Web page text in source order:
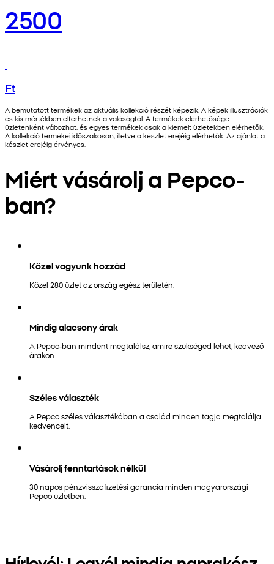
2500
Ft
A bemutatott termékek az aktuális kollekció részét képezik. A képek illusztrációk
és kis mértékben eltérhetnek a valóságtól. A termékek elérhetősége
üzletenként változhat, és egyes termékek csak a kiemelt üzletekben elérhetők.
A kollekció termékei időszakosan, illetve a készlet erejéig elérhetők. Az ajánlat a
készlet erejéig érvényes.
Miért vásárolj a Pepco-
ban?
Közel vagyunk hozzád
Közel 280 üzlet az ország egész területén.
Mindig alacsony árak
A Pepco-ban mindent megtalálsz, amire szükséged lehet, kedvező
árakon.
Széles választék
A Pepco széles választékában a család minden tagja megtalálja
kedvenceit.
Vásárolj fenntartások nélkül
30 napos pénzvisszafizetési garancia minden magyarországi
Pepco üzletben.